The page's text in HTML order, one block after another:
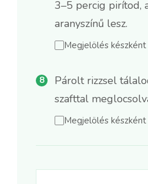
3–5 percig pirítod,
aranyszínű lesz.
Megjelölés készként
Párolt rizzsel
szafttal
Megjelölés készként